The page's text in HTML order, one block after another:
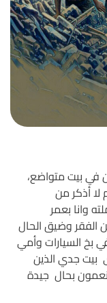
بيت متواضع،
أذكر من
وانا بعمر
الفقر وضيق الحال
بخ السيارات وأمي
بيت جدي الذين
بحال جيدة